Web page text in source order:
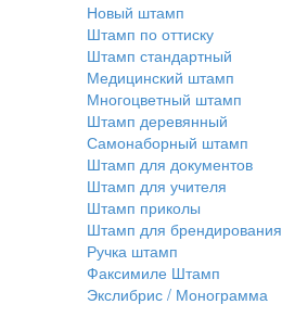
Новый штамп
Штамп по оттиску
Штамп стандартный
Медицинский штамп
Многоцветный штамп
Штамп деревянный
Самонаборный штамп
Штамп для документов
Штамп для учителя
Штамп приколы
Штамп для брендирования
Ручка штамп
Факсимиле Штамп
Экслибрис / Монограмма